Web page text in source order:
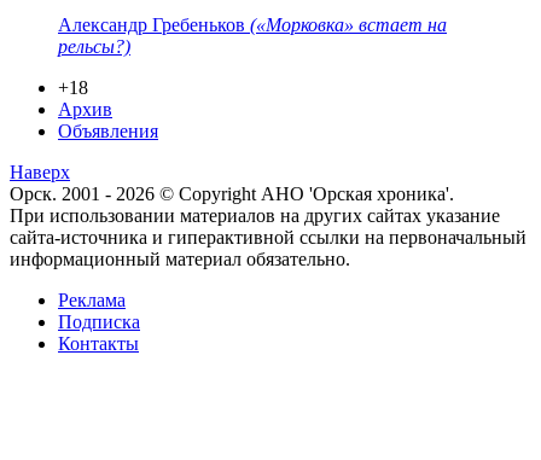
Александр Гребеньков («Морковка» встает на
рельсы?)
+18
Архив
Объявления
Наверх
Орск. 2001 - 2026 © Copyright АНО 'Орская хроника'.
При использовании материалов на других сайтах указание
сайта-источника и гиперактивной ссылки на первоначальный
информационный материал обязательно.
Реклама
Подписка
Контакты